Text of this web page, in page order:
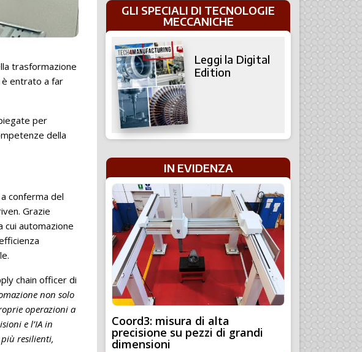
trasformazione
è entrato a far
per
della
conferma del
Grazie
cui automazione
chain officer di
non solo
operazioni a
e l’IA in
resilienti,
GLI SPECIALI DI TECNOLOGIE
MECCANICHE
Leggi la Digital
Edition
IN EVIDENZA
Coord3: misura di alta
precisione su pezzi di grandi
dimensioni